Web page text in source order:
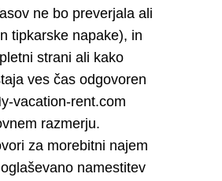
ne bo preverjala ali
tipkarske napake), in
strani ali kako
ves čas odgovoren
vacation-rent.com
razmerju.
za morebitni najem
namestitev